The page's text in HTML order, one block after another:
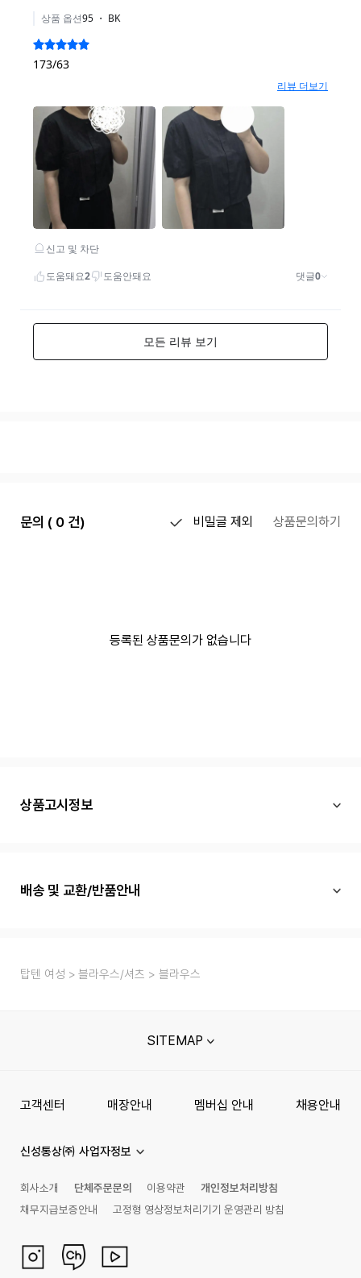
문의 ( 0 건) 비밀글 제외 상품문의하기
등록된 상품문의가 없습니다
상품고시정보
배송 및 교환/반품안내
탑텐 여성 블라우스/셔츠 블라우스
SITEMAP
고객센터 매장안내 멤버십 안내 채용안내
신성통상㈜ 사업자정보
회사소개 단체주문문의 이용약관
개인정보처리방침
채무지급보증안내
고정형 영상정보처리기기 운영관리 방침